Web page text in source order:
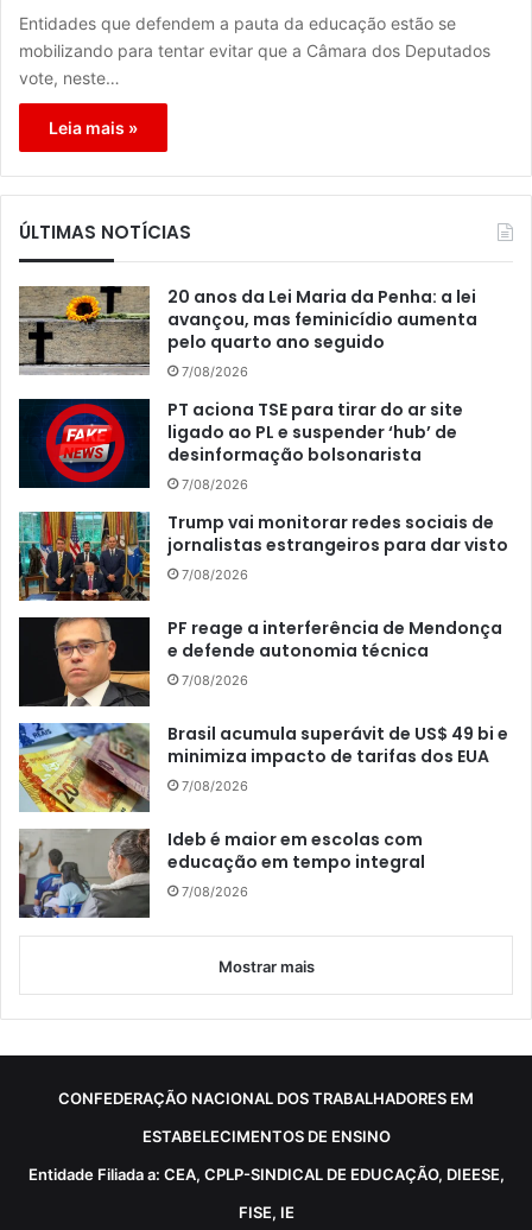
Entidades que defendem a pauta da educação estão se
mobilizando para tentar evitar que a Câmara dos Deputados
vote, neste…
Leia mais »
ÚLTIMAS NOTÍCIAS
20 anos da Lei Maria da Penha: a lei
avançou, mas feminicídio aumenta
pelo quarto ano seguido
7/08/2026
PT aciona TSE para tirar do ar site
ligado ao PL e suspender ‘hub’ de
desinformação bolsonarista
7/08/2026
Trump vai monitorar redes sociais de
jornalistas estrangeiros para dar visto
7/08/2026
PF reage a interferência de Mendonça
e defende autonomia técnica
7/08/2026
Brasil acumula superávit de US$ 49 bi e
minimiza impacto de tarifas dos EUA
7/08/2026
Ideb é maior em escolas com
educação em tempo integral
7/08/2026
Mostrar mais
CONFEDERAÇÃO NACIONAL DOS TRABALHADORES EM
ESTABELECIMENTOS DE ENSINO
Entidade Filiada a: CEA, CPLP-SINDICAL DE EDUCAÇÃO, DIEESE,
FISE, IE